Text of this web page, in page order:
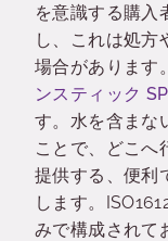
を意識する購入
し、これは処方
場合があります。
ンスティック
す。水を含まな
ことで、どこへ
提供する、便利
します。
みで構成されて